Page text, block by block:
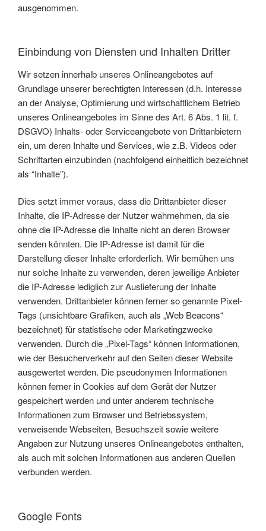
ausgenommen.
Einbindung von Diensten und Inhalten Dritter
Wir setzen innerhalb unseres Onlineangebotes auf
Grundlage unserer berechtigten Interessen (d.h. Interesse
an der Analyse, Optimierung und wirtschaftlichem Betrieb
unseres Onlineangebotes im Sinne des Art. 6 Abs. 1 lit. f.
DSGVO) Inhalts- oder Serviceangebote von Drittanbietern
ein, um deren Inhalte und Services, wie z.B. Videos oder
Schriftarten einzubinden (nachfolgend einheitlich bezeichnet
als “Inhalte”).
Dies setzt immer voraus, dass die Drittanbieter dieser
Inhalte, die IP-Adresse der Nutzer wahrnehmen, da sie
ohne die IP-Adresse die Inhalte nicht an deren Browser
senden könnten. Die IP-Adresse ist damit für die
Darstellung dieser Inhalte erforderlich. Wir bemühen uns
nur solche Inhalte zu verwenden, deren jeweilige Anbieter
die IP-Adresse lediglich zur Auslieferung der Inhalte
verwenden. Drittanbieter können ferner so genannte Pixel-
Tags (unsichtbare Grafiken, auch als „Web Beacons“
bezeichnet) für statistische oder Marketingzwecke
verwenden. Durch die „Pixel-Tags“ können Informationen,
wie der Besucherverkehr auf den Seiten dieser Website
ausgewertet werden. Die pseudonymen Informationen
können ferner in Cookies auf dem Gerät der Nutzer
gespeichert werden und unter anderem technische
Informationen zum Browser und Betriebssystem,
verweisende Webseiten, Besuchszeit sowie weitere
Angaben zur Nutzung unseres Onlineangebotes enthalten,
als auch mit solchen Informationen aus anderen Quellen
verbunden werden.
Google Fonts